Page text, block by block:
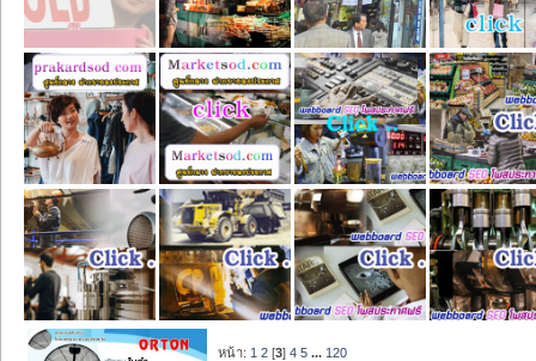
หน้า: 1 2 [3]4 5 ... 120